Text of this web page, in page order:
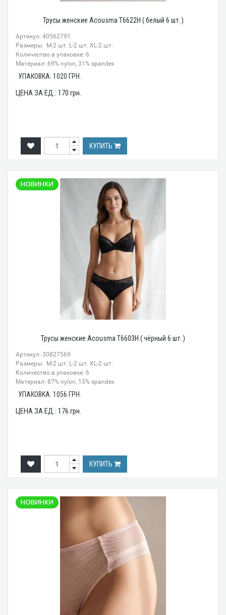
Трусы женские Acousma T6622H ( белый 6 шт. )
Артикул: 40562791
Размеры: M-2 шт. L-2 шт. XL-2 шт.
Количество в упаковке: 6
Материал: 69% nylon, 31% spandex
УПАКОВКА: 1020 ГРН.
ЦЕНА ЗА ЕД.: 170 грн.
КУПИТЬ
Трусы женские Acousma T6603H ( чёрный 6 шт. )
Артикул: 30827569
Размеры: M-2 шт. L-2 шт. XL-2 шт.
Количество в упаковке: 6
Материал: 87% nylon, 13% spandex
УПАКОВКА: 1056 ГРН.
ЦЕНА ЗА ЕД.: 176 грн.
КУПИТЬ